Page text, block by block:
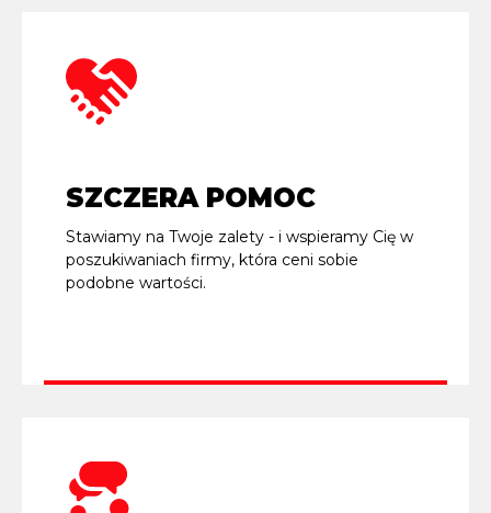
SZCZERA POMOC
Stawiamy na Twoje zalety - i wspieramy Cię w
poszukiwaniach firmy, która ceni sobie
podobne wartości.